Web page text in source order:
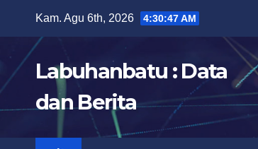
content
Kam. Agu 6th, 2026 4:30:48 AM
Labuhanbatu : Data
dan Berita